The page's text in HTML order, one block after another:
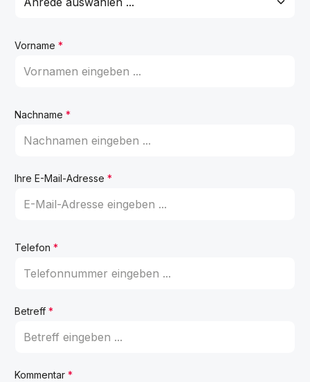
Vorname *
Nachname *
Ihre E-Mail-Adresse *
Telefon *
Betreff *
Kommentar *